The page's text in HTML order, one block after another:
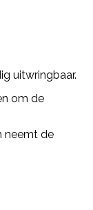
uitwringbaar.
om de
neemt de